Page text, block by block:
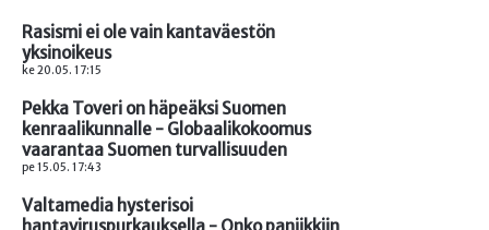
Rasismi ei ole vain kantaväestön
yksinoikeus
ke 20.05. 17:15
Pekka Toveri on häpeäksi Suomen
kenraalikunnalle - Globaalikokoomus
vaarantaa Suomen turvallisuuden
pe 15.05. 17:43
Valtamedia hysterisoi